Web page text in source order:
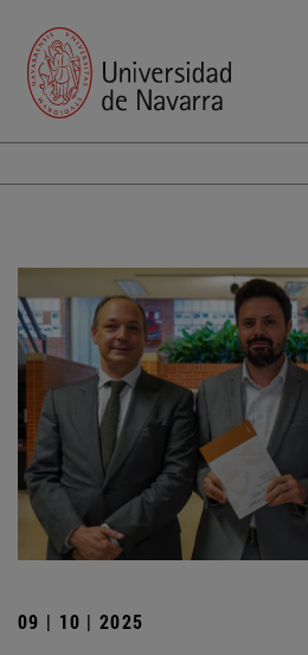
09 | 10 | 2025